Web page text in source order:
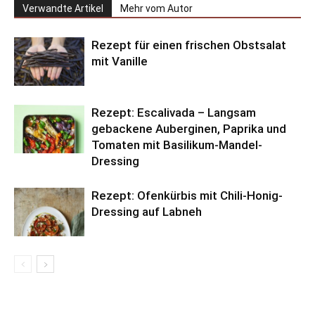
Verwandte Artikel Mehr vom Autor
Rezept für einen frischen Obstsalat
mit Vanille
Rezept: Escalivada – Langsam
gebackene Auberginen, Paprika und
Tomaten mit Basilikum-Mandel-
Dressing
Rezept: Ofenkürbis mit Chili-Honig-
Dressing auf Labneh